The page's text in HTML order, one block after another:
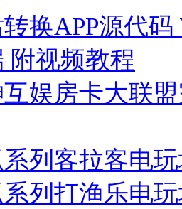
换APP源代
附视频教程
娱房卡大联
系列客拉客电
系列打渔乐电